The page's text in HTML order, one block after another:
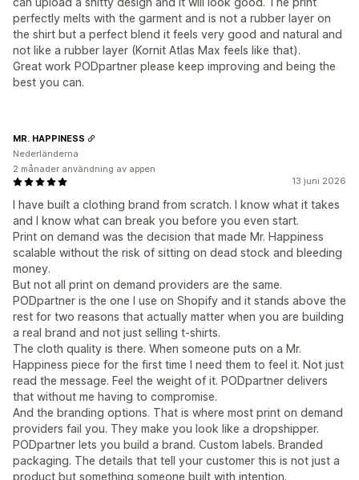
perfectly melts with the garment and is not a rubber layer on
the shirt but a perfect blend it feels very good and natural and
not like a rubber layer (Kornit Atlas Max feels like that).
Great work PODpartner please keep improving and being the
best you can.
13 juni 2026
I have built a clothing brand from scratch. I know what it takes
and I know what can break you before you even start.
Print on demand was the decision that made Mr. Happiness
scalable without the risk of sitting on dead stock and bleeding
money.
But not all print on demand providers are the same.
PODpartner is the one I use on Shopify and it stands above the
rest for two reasons that actually matter when you are building
a real brand and not just selling t-shirts.
The cloth quality is there. When someone puts on a Mr.
Happiness piece for the first time I need them to feel it. Not just
read the message. Feel the weight of it. PODpartner delivers
that without me having to compromise.
And the branding options. That is where most print on demand
providers fail you. They make you look like a dropshipper.
PODpartner lets you build a brand. Custom labels. Branded
packaging. The details that tell your customer this is not just a
product but something someone built with intention.
MR. HAPPINESS
Nederländerna
2 månader användning av appen